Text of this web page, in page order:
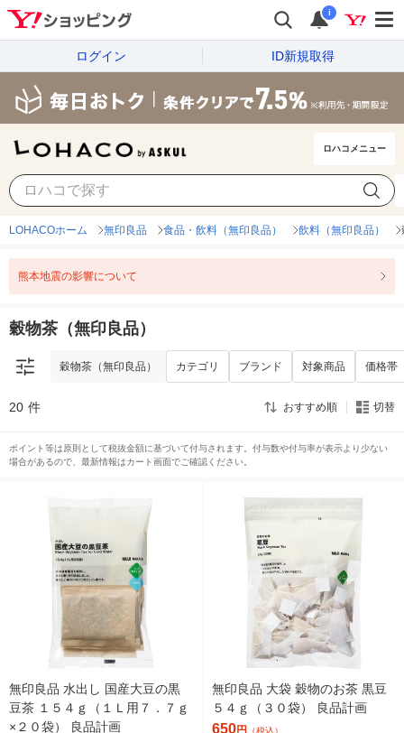
i
ログイン ID新規取得
ロハコメニュー
穀物茶（無印良品） 価格帯
LOHACOホーム 無印良品 食品・飲料（無印良品） 飲料（無印良品）
熊本地震の影響について
穀物茶（無印良品）
穀物茶（無印良品） カテゴリ ブランド 対象商品 価格帯
20 件 おすすめ順 切替
ポイント等は原則として税抜金額に基づいて付与されます。付与数や付与率が表示より少ない
場合があるので、最新情報はカート画面でご確認ください。
無印良品 水出し 国産大豆の黒
豆茶 １５４ｇ（１Ｌ用７．７ｇ
×２０袋） 良品計画
無印良品 大袋 穀物のお茶 黒豆
５４ｇ（３０袋） 良品計画
650円 （税込）